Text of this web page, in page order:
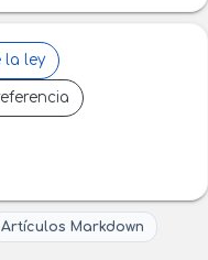
la ley
Artículos Markdown